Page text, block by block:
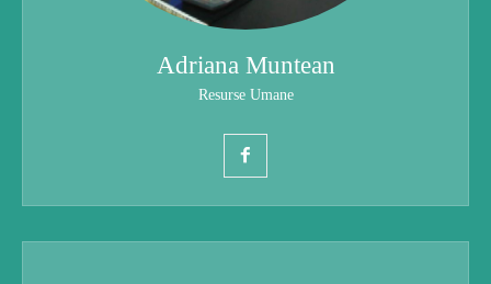
Adriana Muntean
Resurse Umane